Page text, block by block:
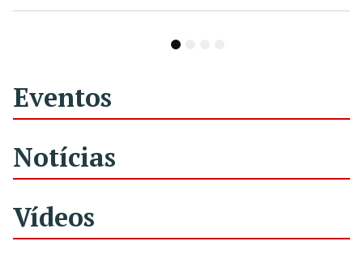
4
Eventos
Notícias
Vídeos